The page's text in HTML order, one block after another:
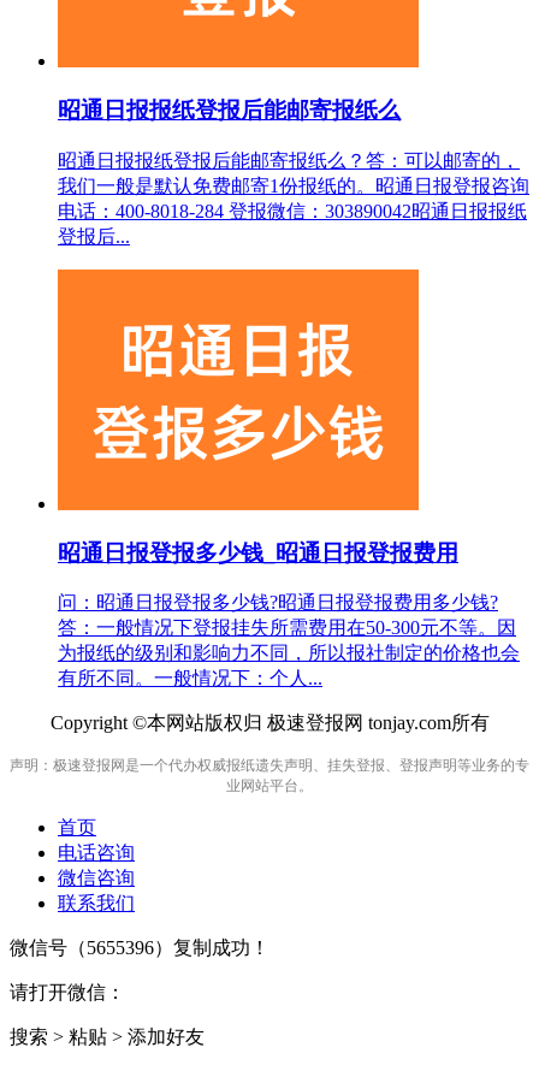
昭通日报报纸登报后能邮寄报纸么
昭通日报报纸登报后能邮寄报纸么？答：可以邮寄的，
我们一般是默认免费邮寄1份报纸的。昭通日报登报咨询
电话：400-8018-284 登报微信：303890042昭通日报报纸
登报后...
昭通日报登报多少钱_昭通日报登报费用
问：昭通日报登报多少钱?昭通日报登报费用多少钱?
答：一般情况下登报挂失所需费用在50-300元不等。因
为报纸的级别和影响力不同，所以报社制定的价格也会
有所不同。一般情况下：个人...
Copyright ©本网站版权归 极速登报网 tonjay.com所有
声明：极速登报网是一个代办权威报纸遗失声明、挂失登报、登报声明等业务的专
业网站平台。
首页
电话咨询
微信咨询
联系我们
微信号（5655396）复制成功！
请打开微信：
搜索 > 粘贴 > 添加好友